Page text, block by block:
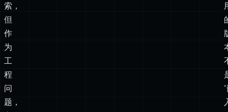
品。
都
被
称
为
搜
索，
但
作